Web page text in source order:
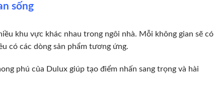
sống
khu vực khác nhau trong ngôi nhà. Mỗi không gian sẽ có
có các dòng sản phẩm tương ứng.
phú của Dulux giúp tạo điểm nhấn sang trọng và hài